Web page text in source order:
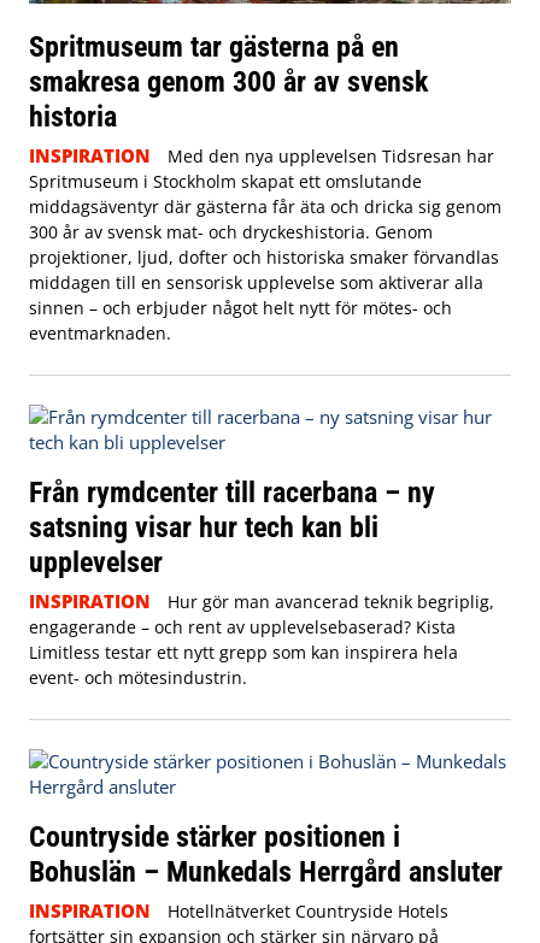
Spritmuseum tar gästerna på en
smakresa genom 300 år av svensk
historia
INSPIRATION
Med den nya upplevelsen Tidsresan har
Spritmuseum i Stockholm skapat ett omslutande
middagsäventyr där gästerna får äta och dricka sig genom
300 år av svensk mat- och dryckeshistoria. Genom
projektioner, ljud, dofter och historiska smaker förvandlas
middagen till en sensorisk upplevelse som aktiverar alla
sinnen – och erbjuder något helt nytt för mötes- och
eventmarknaden.
Från rymdcenter till racerbana – ny
satsning visar hur tech kan bli
upplevelser
INSPIRATION
Hur gör man avancerad teknik begriplig,
engagerande – och rent av upplevelsebaserad? Kista
Limitless testar ett nytt grepp som kan inspirera hela
event- och mötesindustrin.
Countryside stärker positionen i
Bohuslän – Munkedals Herrgård ansluter
INSPIRATION
Hotellnätverket Countryside Hotels
fortsätter sin expansion och stärker sin närvaro på